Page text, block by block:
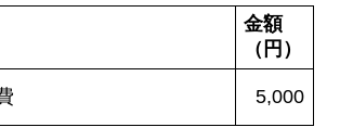
金額
（円）
5,000